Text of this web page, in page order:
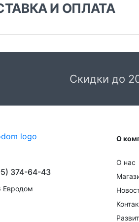
И ОПЛАТА
в Москве и области
в пункт выдачи СДЭК доставка
в пункт выдачи осуществляется
предоплаченных заказов.
доставки от 1 до 2 дней.
крупногабаритных товаров и
количеством товара
Скидки до
О
О нас
374-64-43
Евродом